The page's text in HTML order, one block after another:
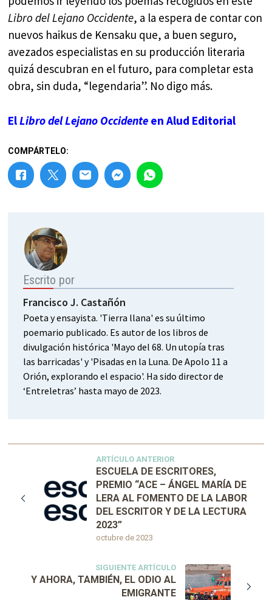
Libro del Lejano Occidente, a la espera de contar con
nuevos haikus de Kensaku que, a buen seguro,
avezados especialistas en su producción literaria
quizá descubran en el futuro, para completar esta
obra, sin duda, “legendaria”. No digo más.
ElLibro del Lejano Occidente en Alud Editorial
COMPÁRTELO:
Escrito por
Francisco J. Castañón
Poeta y ensayista. 'Tierra llana' es su último
poemario publicado. Es autor de los libros de
divulgación histórica 'Mayo del 68. Un utopía tras
las barricadas' y 'Pisadas en la Luna. De Apolo 11 a
Orión, explorando el espacio'. Ha sido director de
‘Entreletras’ hasta mayo de 2023.
ARTÍCULO ANTERIOR
octubre de 2023
ESCUELA DE ESCRITORES,
PREMIO “ACE – ÁNGEL MARÍA DE
LERA AL FOMENTO DE LA LABOR
DEL ESCRITOR Y DE LA LECTURA
2023”
SIGUIENTE ARTÍCULO
Y AHORA, TAMBIÉN, EL ODIO AL
EMIGRANTE